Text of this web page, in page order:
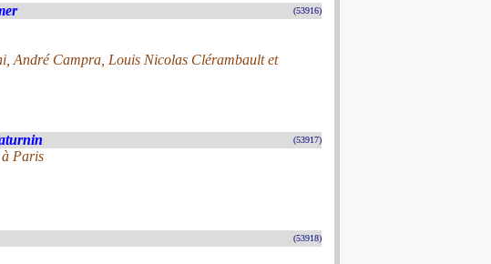
(53916)
André Campra, Louis Nicolas Clérambault et
(53917)
à Paris
(53918)